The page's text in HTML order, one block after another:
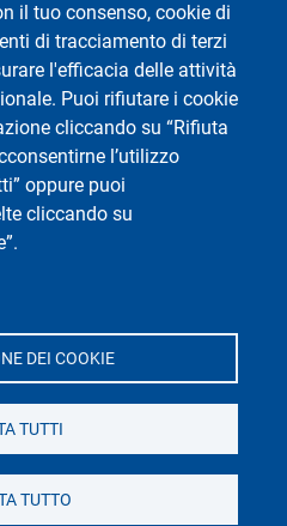
il tuo consenso, cookie di
di tracciamento di terzi
l'efficacia delle attività
Puoi rifiutare i cookie
cliccando su “Rifiuta
l’utilizzo
oppure puoi
cliccando su
DEI COOKIE
TUTTI
TUTTO
e Sanità
- 27100 Pavia - Italy